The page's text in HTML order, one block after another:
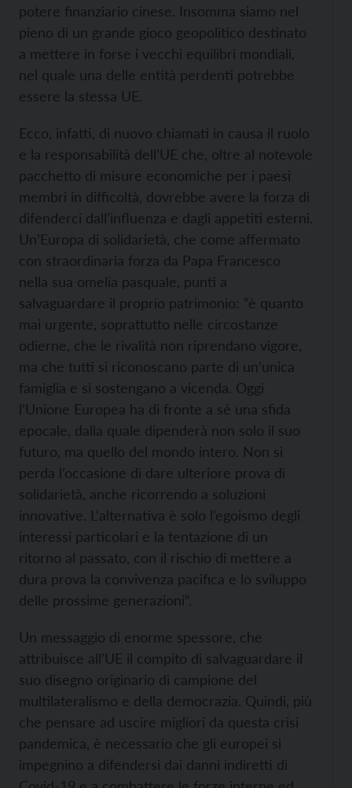
potere finanziario cinese. Insomma siamo nel
pieno di un grande gioco geopolitico destinato
a mettere in forse i vecchi equilibri mondiali,
nel quale una delle entità perdenti potrebbe
essere la stessa UE.
Ecco, infatti, di nuovo chiamati in causa il ruolo
e la responsabilità dell’UE che, oltre al notevole
pacchetto di misure economiche per i paesi
membri in difficoltà, dovrebbe avere la forza di
difenderci dall’influenza e dagli appetiti esterni.
Un’Europa di solidarietà, che come affermato
con straordinaria forza da Papa Francesco
nella sua omelia pasquale, punti a
salvaguardare il proprio patrimonio: “è quanto
mai urgente, soprattutto nelle circostanze
odierne, che le rivalità non riprendano vigore,
ma che tutti si riconoscano parte di un’unica
famiglia e si sostengano a vicenda. Oggi
l’Unione Europea ha di fronte a sé una sfida
epocale, dalla quale dipenderà non solo il suo
futuro, ma quello del mondo intero. Non si
perda l’occasione di dare ulteriore prova di
solidarietà, anche ricorrendo a soluzioni
innovative. L’alternativa è solo l’egoismo degli
interessi particolari e la tentazione di un
ritorno al passato, con il rischio di mettere a
dura prova la convivenza pacifica e lo sviluppo
delle prossime generazioni”.
Un messaggio di enorme spessore, che
attribuisce all’UE il compito di salvaguardare il
suo disegno originario di campione del
multilateralismo e della democrazia. Quindi, più
che pensare ad uscire migliori da questa crisi
pandemica, è necessario che gli europei si
impegnino a difendersi dai danni indiretti di